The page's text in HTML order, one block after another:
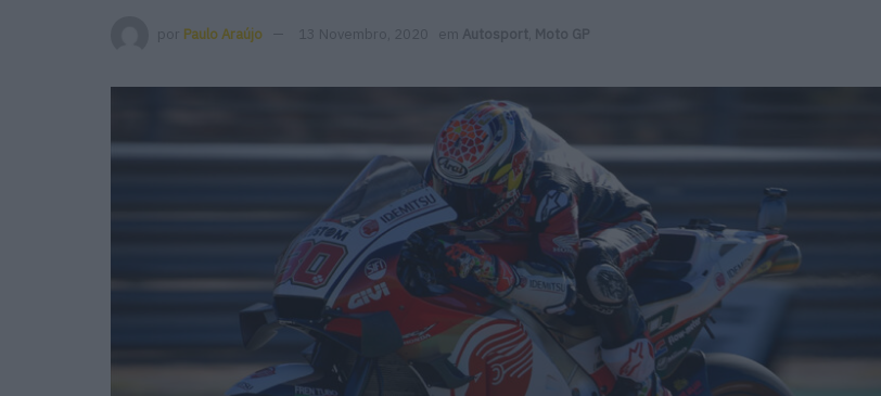
por Paulo Araújo 13 Novembro, 2020 em Autosport Moto GP